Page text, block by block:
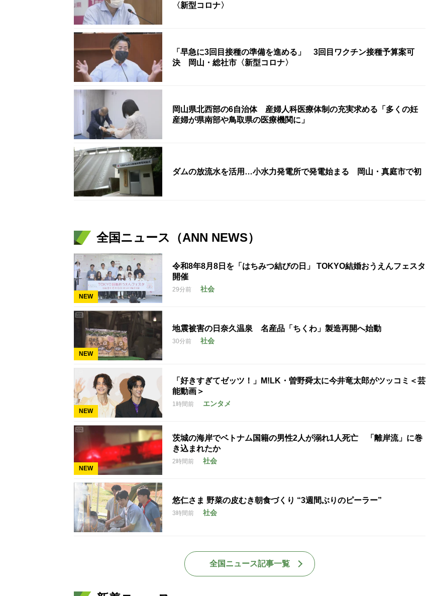
〈新型コロナ〉
「早急に3回目接種の準備を進める」 3回目ワクチン接種予算案可
決 岡山・総社市〈新型コロナ〉
岡山県北西部の6自治体 産婦人科医療体制の充実求める「多くの妊
産婦が県南部や鳥取県の医療機関に」
ダムの放流水を活用…小水力発電所で発電始まる 岡山・真庭市で初
全国ニュース（ANN NEWS）
NEW
令和8年8月8日を「はちみつ結びの日」 TOKYO結婚おうえんフェスタ
開催
29分前 社会
NEW
地震被害の日奈久温泉 名産品「ちくわ」製造再開へ始動
30分前 社会
NEW
「好きすぎてゼッツ！」M!LK・曽野舜太に今井竜太郎がツッコミ＜芸
能動画＞
1時間前 エンタメ
NEW
茨城の海岸でベトナム国籍の男性2人が溺れ1人死亡 「離岸流」に巻
き込まれたか
2時間前 社会
悠仁さま 野菜の皮むき朝食づくり “3週間ぶりのピーラー”
3時間前 社会
全国ニュース記事一覧